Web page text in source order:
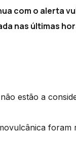
com o alerta
nas últimas
estão a
foram